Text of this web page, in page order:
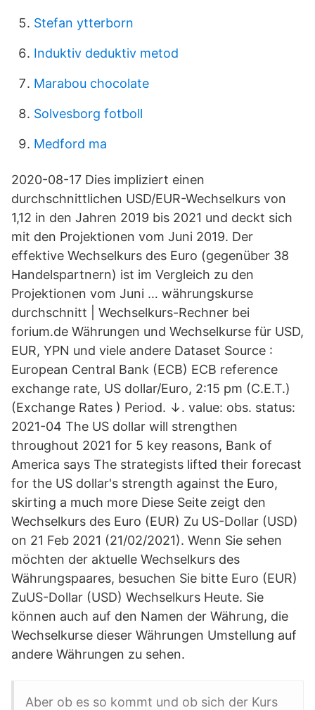
Stefan ytterborn
Induktiv deduktiv metod
Marabou chocolate
Solvesborg fotboll
Medford ma
2020-08-17 Dies impliziert einen
durchschnittlichen USD/EUR-Wechselkurs von
1,12 in den Jahren 2019 bis 2021 und deckt sich
mit den Projektionen vom Juni 2019. Der
effektive Wechselkurs des Euro (gegenüber 38
Handelspartnern) ist im Vergleich zu den
Projektionen vom Juni … währungskurse
durchschnitt | Wechselkurs-Rechner bei
forium.de Währungen und Wechselkurse für USD,
EUR, YPN und viele andere Dataset Source :
European Central Bank (ECB) ECB reference
exchange rate, US dollar/Euro, 2:15 pm (C.E.T.)
(Exchange Rates ) Period. ↓. value: obs. status:
2021-04 The US dollar will strengthen
throughout 2021 for 5 key reasons, Bank of
America says The strategists lifted their forecast
for the US dollar's strength against the Euro,
skirting a much more Diese Seite zeigt den
Wechselkurs des Euro (EUR) Zu US-Dollar (USD)
on 21 Feb 2021 (21/02/2021). Wenn Sie sehen
möchten der aktuelle Wechselkurs des
Währungspaares, besuchen Sie bitte Euro (EUR)
ZuUS-Dollar (USD) Wechselkurs Heute. Sie
können auch auf den Namen der Währung, die
Wechselkurse dieser Währungen Umstellung auf
andere Währungen zu sehen.
Aber ob es so kommt und ob sich der Kurs